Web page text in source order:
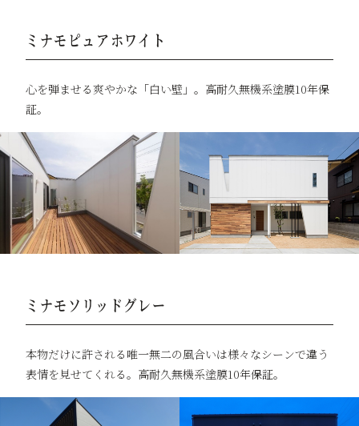
ミナモピュアホワイト
心を弾ませる爽やかな「白い壁」。高耐久無機系塗膜10年保
証。
ミナモソリッドグレー
本物だけに許される唯一無二の風合いは様々なシーンで違う
表情を見せてくれる。高耐久無機系塗膜10年保証。